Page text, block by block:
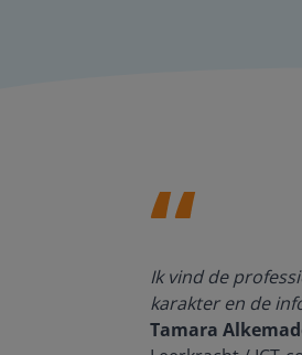
Ik vind de
karakter en de
Tamara